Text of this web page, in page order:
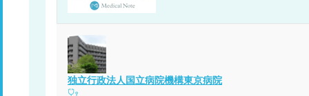
独立行政法人国立病院機構東京病院